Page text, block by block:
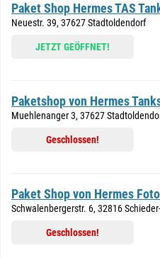
Paket Shop Hermes TAS
Neuestr. 39, 37627 Stadtoldendorf
JETZT GEÖFFNET!
Paketshop von Hermes
Muehlenanger 3, 37627
Geschlossen!
Paket Shop von Hermes
Schwalenbergerstr. 6, 32816
Geschlossen!